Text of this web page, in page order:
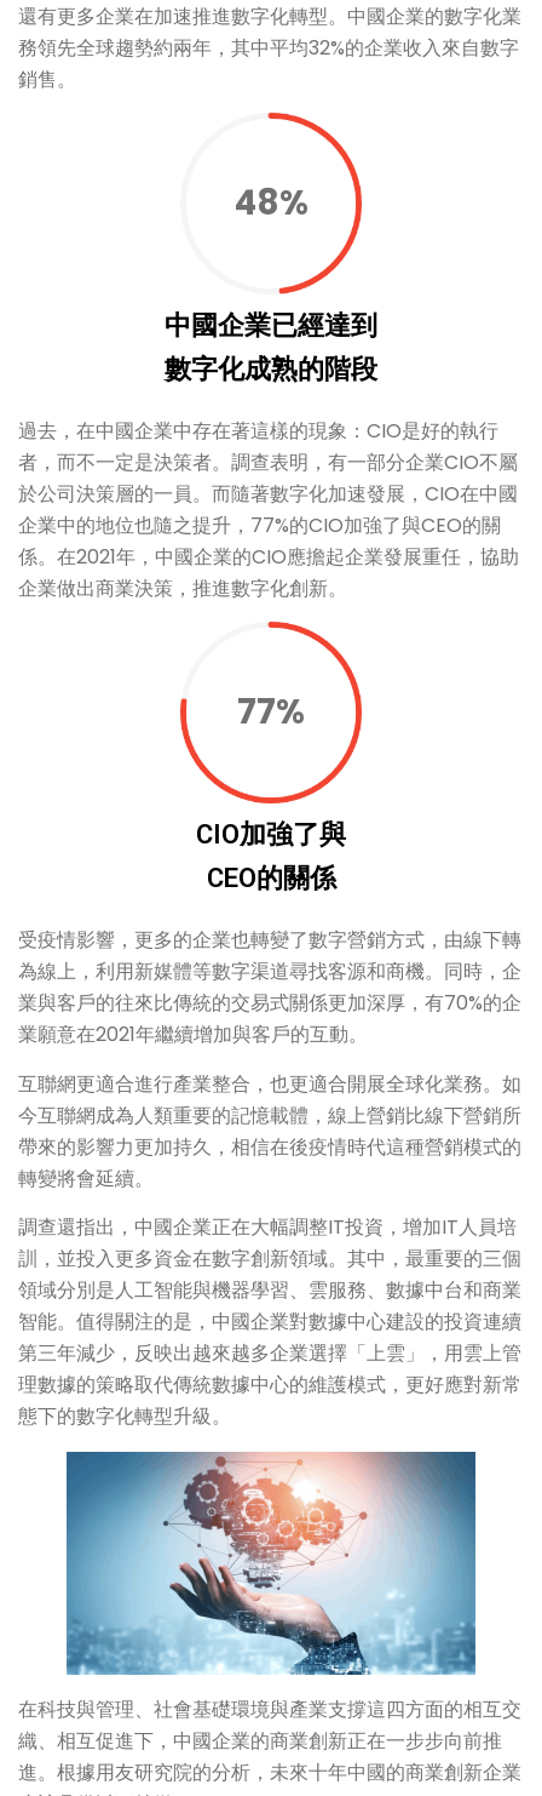
還有更多企業在加速推進數字化轉型。中國企業的數字化業
務領先全球趨勢約兩年，其中平均32%的企業收入來自數字
銷售。
48%
中國企業已經達到
數字化成熟的階段
過去，在中國企業中存在著這樣的現象：CIO是好的執行
者，而不一定是決策者。調查表明，有一部分企業CIO不屬
於公司決策層的一員。而隨著數字化加速發展，CIO在中國
企業中的地位也隨之提升，77%的CIO加強了與CEO的關
係。在2021年，中國企業的CIO應擔起企業發展重任，協助
企業做出商業決策，推進數字化創新。
77%
CIO加強了與
CEO的關係
受疫情影響，更多的企業也轉變了數字營銷方式，由線下轉
為線上，利用新媒體等數字渠道尋找客源和商機。同時，企
業與客戶的往來比傳統的交易式關係更加深厚，有70%的企
業願意在2021年繼續增加與客戶的互動。
互聯網更適合進行產業整合，也更適合開展全球化業務。如
今互聯網成為人類重要的記憶載體，線上營銷比線下營銷所
帶來的影響力更加持久，相信在後疫情時代這種營銷模式的
轉變將會延續。
調查還指出，中國企業正在大幅調整IT投資，增加IT人員培
訓，並投入更多資金在數字創新領域。其中，最重要的三個
領域分別是人工智能與機器學習、雲服務、數據中台和商業
智能。值得關注的是，中國企業對數據中心建設的投資連續
第三年減少，反映出越來越多企業選擇「上雲」，用雲上管
理數據的策略取代傳統數據中心的維護模式，更好應對新常
態下的數字化轉型升級。
在科技與管理、社會基礎環境與產業支撐這四方面的相互交
織、相互促進下，中國企業的商業創新正在一步步向前推
進。根據用友研究院的分析，未來十年中國的商業創新企業